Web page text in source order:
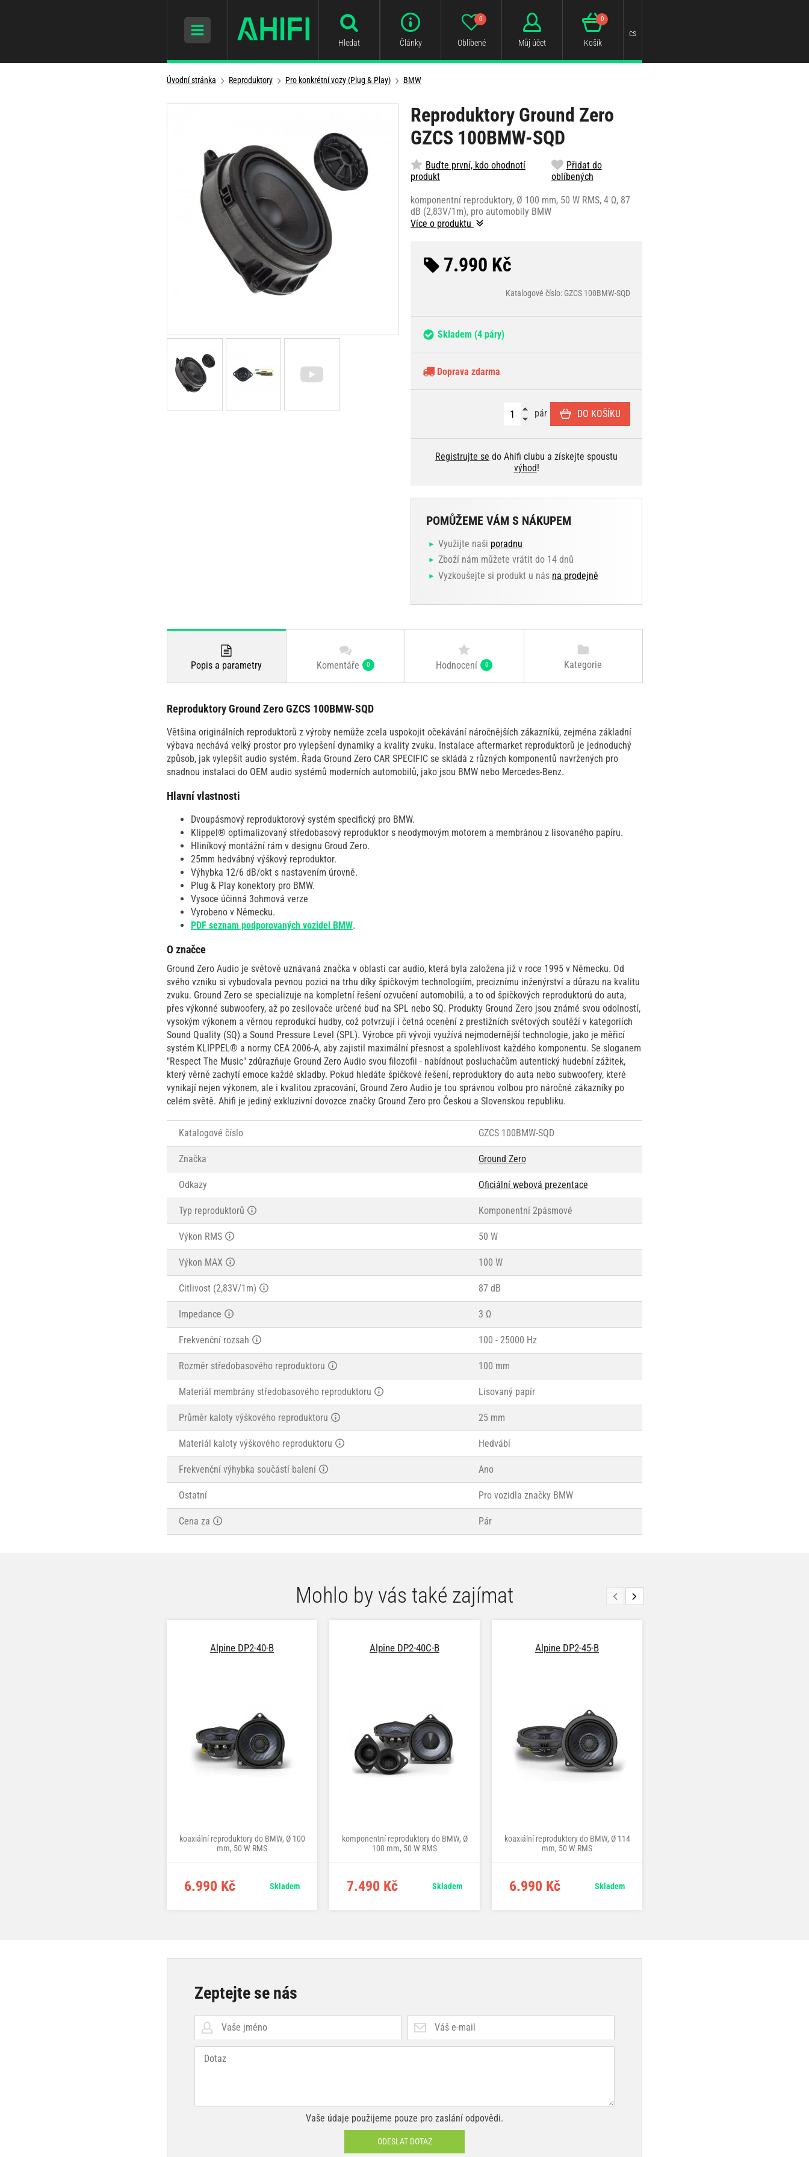
Hledat Články Oblíbené
0
Můj účet Košík
0
cs
Úvodní stránka Reproduktory Pro konkrétní vozy (Plug & Play) BMW
Reproduktory Ground Zero
GZCS 100BMW-SQD
Buďte první, kdo ohodnotí
produkt
Přidat do
oblíbených
komponentní reproduktory, Ø 100 mm, 50 W RMS, 4 Ω, 87
dB (2,83V/1m), pro automobily BMW
Více o produktu
7.990 Kč
Katalogové číslo: GZCS 100BMW-SQD
Skladem (4 páry)
Doprava zdarma
pár DO KOŠÍKU
Registrujte se do Ahifi clubu a získejte spoustu
výhod!
POMŮŽEME VÁM S NÁKUPEM
Využijte naši poradnu
Zboží nám můžete vrátit do 14 dnů
Vyzkoušejte si produkt u nás na prodejně
Popis a parametry Komentáře 0 Hodnocení 0 Kategorie
Reproduktory Ground Zero GZCS 100BMW-SQD
Většina originálních reproduktorů z výroby nemůže zcela uspokojit očekávání náročnějších zákazníků, zejména základní
výbava nechává velký prostor pro vylepšení dynamiky a kvality zvuku. Instalace aftermarket reproduktorů je jednoduchý
způsob, jak vylepšit audio systém. Řada Ground Zero CAR SPECIFIC se skládá z různých komponentů navržených pro
snadnou instalaci do OEM audio systémů moderních automobilů, jako jsou BMW nebo Mercedes-Benz.
Hlavní vlastnosti
Dvoupásmový reproduktorový systém specifický pro BMW.
Klippel® optimalizovaný středobasový reproduktor s neodymovým motorem a membránou z lisovaného papíru.
Hliníkový montážní rám v designu Groud Zero.
25mm hedvábný výškový reproduktor.
Výhybka 12/6 dB/okt s nastavením úrovně.
Plug & Play konektory pro BMW.
Vysoce účinná 3ohmová verze
Vyrobeno v Německu.
PDF seznam podporovaných vozidel BMW.
O značce
Ground Zero Audio je světově uznávaná značka v oblasti car audio, která byla založena již v roce 1995 v Německu. Od
svého vzniku si vybudovala pevnou pozici na trhu díky špičkovým technologiím, preciznímu inženýrství a důrazu na kvalitu
zvuku. Ground Zero se specializuje na kompletní řešení ozvučení automobilů, a to od špičkových reproduktorů do auta,
přes výkonné subwoofery, až po zesilovače určené buď na SPL nebo SQ. Produkty Ground Zero jsou známé svou odolností,
vysokým výkonem a věrnou reprodukcí hudby, což potvrzují i četná ocenění z prestižních světových soutěží v kategoriích
Sound Quality (SQ) a Sound Pressure Level (SPL). Výrobce při vývoji využívá nejmodernější technologie, jako je měřicí
systém KLIPPEL® a normy CEA 2006-A, aby zajistil maximální přesnost a spolehlivost každého komponentu. Se sloganem
"Respect The Music" zdůrazňuje Ground Zero Audio svou filozofii - nabídnout posluchačům autentický hudební zážitek,
který věrně zachytí emoce každé skladby. Pokud hledáte špičkové řešení, reproduktory do auta nebo subwoofery, které
vynikají nejen výkonem, ale i kvalitou zpracování, Ground Zero Audio je tou správnou volbou pro náročné zákazníky po
celém světě. Ahifi je jediný exkluzivní dovozce značky Ground Zero pro Českou a Slovenskou republiku.
Katalogové číslo GZCS 100BMW-SQD
Značka Ground Zero
Odkazy Oficiální webová prezentace
Typ reproduktorů Komponentní 2pásmové
Výkon RMS 50 W
Výkon MAX 100 W
Citlivost (2,83V/1m) 87 dB
Impedance 3 Ω
Frekvenční rozsah 100 - 25000 Hz
Rozměr středobasového reproduktoru 100 mm
Materiál membrány středobasového reproduktoru Lisovaný papír
Průměr kaloty výškového reproduktoru 25 mm
Materiál kaloty výškového reproduktoru Hedvábí
Frekvenční výhybka součástí balení Ano
Ostatní Pro vozidla značky BMW
Cena za Pár
Mohlo by vás také zajímat
Alpine DP2-40-B
koaxiální reproduktory do BMW, Ø 100
mm, 50 W RMS
6.990 Kč Skladem
Alpine DP2-40C-B
komponentní reproduktory do BMW, Ø
100 mm, 50 W RMS
7.490 Kč Skladem
Alpine DP2-45-B
koaxiální reproduktory do BMW, Ø 114
mm, 50 W RMS
6.990 Kč Skladem
Zeptejte se nás
Vaše údaje použijeme pouze pro zaslání odpovědi.
ODESLAT DOTAZ